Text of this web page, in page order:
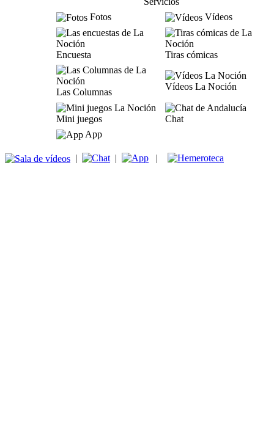
Fotos
Vídeos
Encuesta Tiras cómicas
Las Columnas
Vídeos La Noción
Mini juegos
Chat
App
| | |